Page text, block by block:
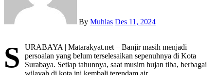
By Muhlas Des 11, 2024
S
URABAYA | Matarakyat.net – Banjir masih menjadi
persoalan yang belum terselesaikan sepenuhnya di Kota
Surabaya. Setiap tahunnya, saat musim hujan tiba, berbagai